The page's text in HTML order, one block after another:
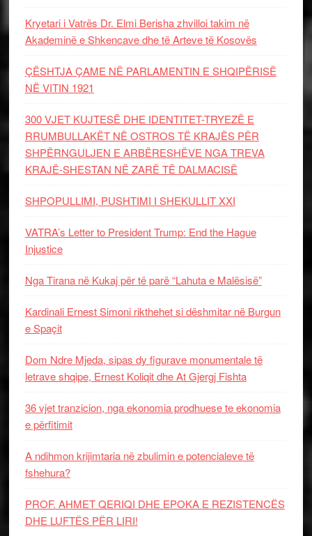
Kryetari i Vatrës Dr. Elmi Berisha zhvilloi takim në
Akademinë e Shkencave dhe të Arteve të Kosovës
ÇËSHTJA ÇAME NË PARLAMENTIN E SHQIPËRISË
NË VITIN 1921
300 VJET KUJTESË DHE IDENTITET-TRYEZË E
RRUMBULLAKËT NË OSTROS TË KRAJËS PËR
SHPËRNGULJEN E ARBËRESHËVE NGA TREVA
KRAJË-SHESTAN NË ZARË TË DALMACISË
SHPOPULLIMI, PUSHTIMI I SHEKULLIT XXI
VATRA’s Letter to President Trump: End the Hague
Injustice
Nga Tirana në Kukaj për të parë “Lahuta e Malësisë”
Kardinali Ernest Simoni rikthehet si dëshmitar në Burgun
e Spaçit
Dom Ndre Mjeda, sipas dy figurave monumentale të
letrave shqipe, Ernest Koliqit dhe At Gjergj Fishta
36 vjet tranzicion, nga ekonomia prodhuese te ekonomia
e përfitimit
A ndihmon krijimtaria në zbulimin e potencialeve të
fshehura?
PROF. AHMET QERIQI DHE EPOKA E REZISTENCЁS
DHE LUFTЁS PЁR LIRI!